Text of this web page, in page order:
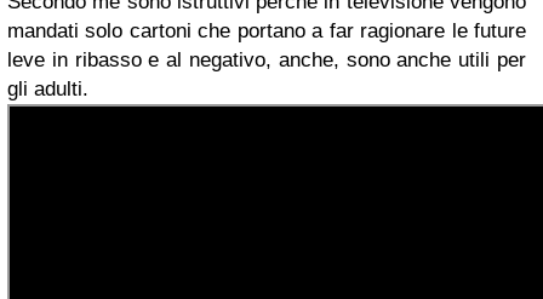
mandati solo cartoni che portano a far ragionare le future
leve in ribasso e al negativo, anche, sono anche utili per
gli adulti.